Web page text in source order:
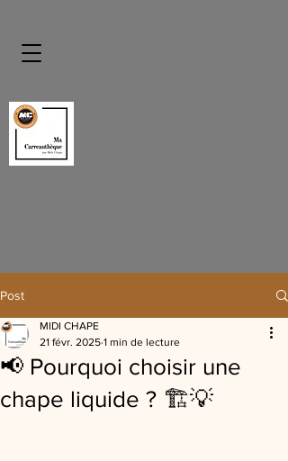
Post
📢 Pourquoi choisir une
chape liquide ? 🏗️💡
MIDI CHAPE
21 févr. 2025 1 min de lecture